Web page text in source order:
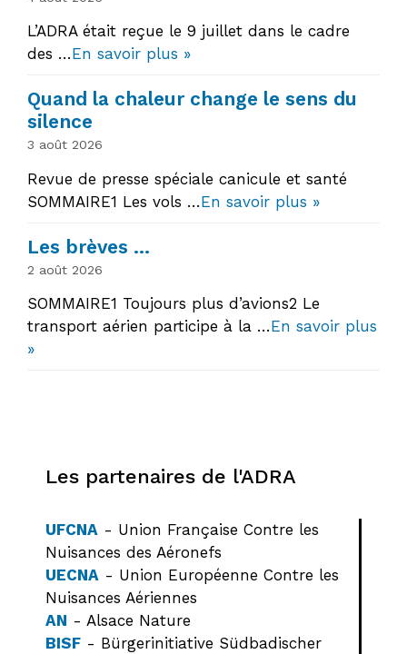
L’ADRA était reçue le 9 juillet dans le cadre
des …En savoir plus »
Quand la chaleur change le sens du
silence
3 août 2026
Revue de presse spéciale canicule et santé
SOMMAIRE1 Les vols …En savoir plus »
Les brèves …
2 août 2026
SOMMAIRE1 Toujours plus d’avions2 Le
transport aérien participe à la …En savoir plus
»
Les partenaires de l'ADRA
UFCNA - Union Française Contre les
Nuisances des Aéronefs
UECNA - Union Européenne Contre les
Nuisances Aériennes
AN - Alsace Nature
BISF - Bürgerinitiative Südbadischer